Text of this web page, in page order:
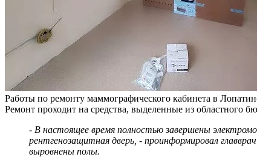
Работы по ремонту маммографического кабинета в
Ремонт проходит на средства, выделенные из областного
- В настоящее время полностью завершены
рентгенозащитная дверь, - проинформировал
выровнены полы.